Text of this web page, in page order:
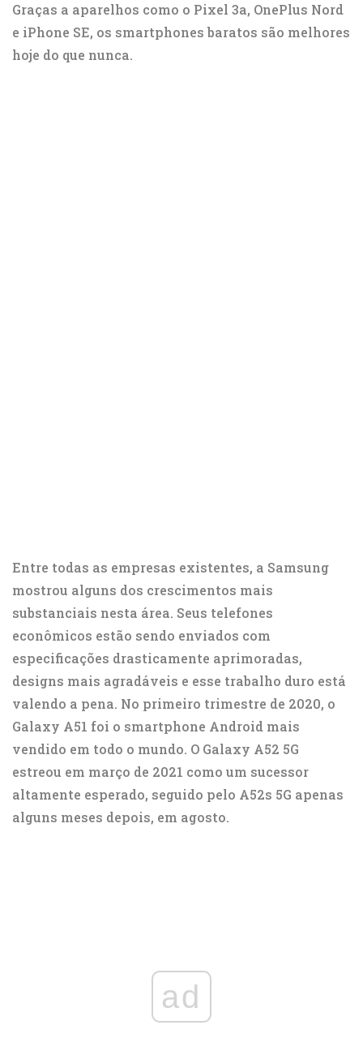
Graças a aparelhos como o Pixel 3a, OnePlus Nord
e iPhone SE, os smartphones baratos são melhores
hoje do que nunca.
Entre todas as empresas existentes, a Samsung
mostrou alguns dos crescimentos mais
substanciais nesta área. Seus telefones
econômicos estão sendo enviados com
especificações drasticamente aprimoradas,
designs mais agradáveis ​​e esse trabalho duro está
valendo a pena. No primeiro trimestre de 2020, o
Galaxy A51 foi o smartphone Android mais
vendido em todo o mundo. O Galaxy A52 5G
estreou em março de 2021 como um sucessor
altamente esperado, seguido pelo A52s 5G apenas
alguns meses depois, em agosto.
ad